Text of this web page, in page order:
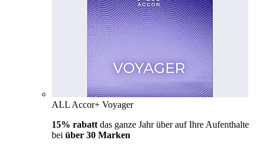
ALL Accor+ Voyager
15% rabatt das ganze Jahr über auf Ihre Aufenthalte
bei über 30 Marken